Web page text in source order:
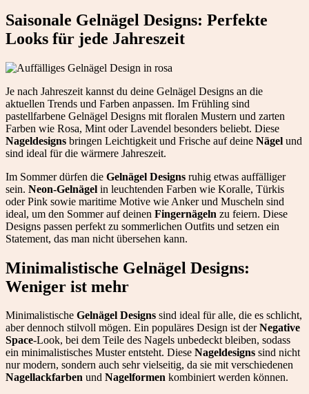
Saisonale Gelnägel Designs: Perfekte
Looks für jede Jahreszeit
Je nach Jahreszeit kannst du deine Gelnägel Designs an die
aktuellen Trends und Farben anpassen. Im Frühling sind
pastellfarbene Gelnägel Designs mit floralen Mustern und zarten
Farben wie Rosa, Mint oder Lavendel besonders beliebt. Diese
Nageldesigns bringen Leichtigkeit und Frische auf deine Nägel und
sind ideal für die wärmere Jahreszeit.
Im Sommer dürfen die Gelnägel Designs ruhig etwas auffälliger
sein. Neon-Gelnägel in leuchtenden Farben wie Koralle, Türkis
oder Pink sowie maritime Motive wie Anker und Muscheln sind
ideal, um den Sommer auf deinen Fingernägeln zu feiern. Diese
Designs passen perfekt zu sommerlichen Outfits und setzen ein
Statement, das man nicht übersehen kann.
Minimalistische Gelnägel Designs:
Weniger ist mehr
Minimalistische Gelnägel Designs sind ideal für alle, die es schlicht,
aber dennoch stilvoll mögen. Ein populäres Design ist derNegative
Space-Look, bei dem Teile des Nagels unbedeckt bleiben, sodass
ein minimalistisches Muster entsteht. Diese Nageldesigns sind nicht
nur modern, sondern auch sehr vielseitig, da sie mit verschiedenen
Nagellackfarben und Nagelformen kombiniert werden können.